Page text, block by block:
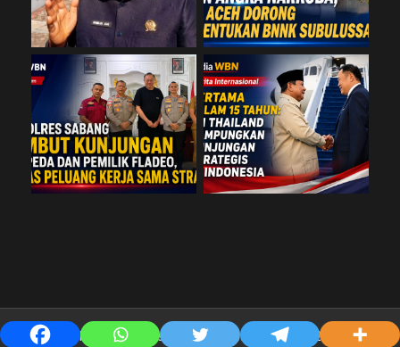
Copyright © PT. Media Warisan Budaya Nusantara @2019-2025 By n'dra